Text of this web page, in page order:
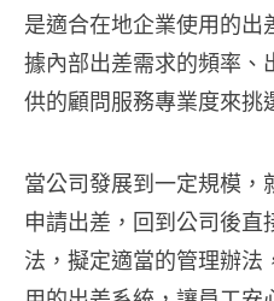
是適合在地企業使用的出
據內部出差需求的頻率、
供的顧問服務專業度來挑
當公司發展到一定規模，
申請出差，回到公司後
法，擬定適當的管理辦法